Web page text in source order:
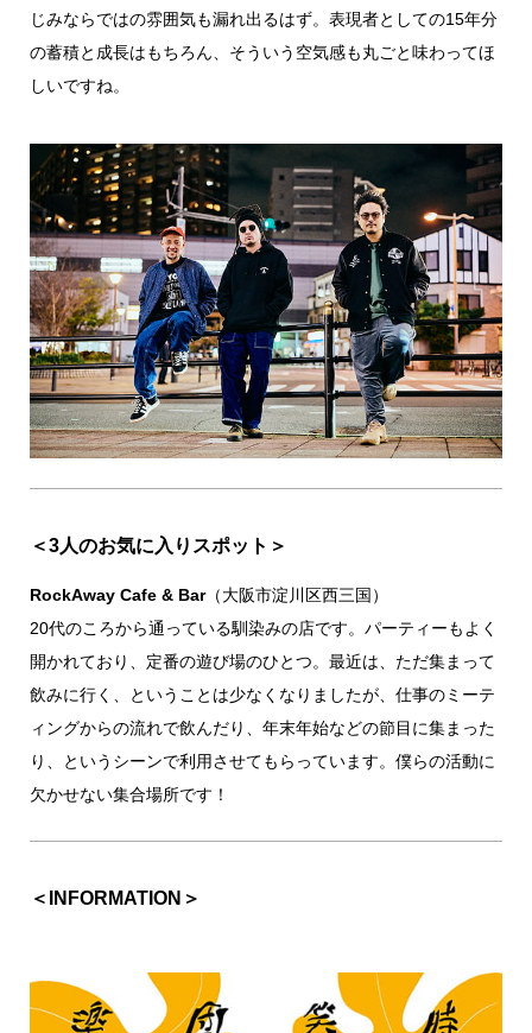
じみならではの雰囲気も漏れ出るはず。表現者としての15年分
の蓄積と成長はもちろん、そういう空気感も丸ごと味わってほ
しいですね。
＜3人のお気に入りスポット＞
RockAway Cafe & Bar（大阪市淀川区西三国）
20代のころから通っている馴染みの店です。パーティーもよく
開かれており、定番の遊び場のひとつ。最近は、ただ集まって
飲みに行く、ということは少なくなりましたが、仕事のミーテ
ィングからの流れで飲んだり、年末年始などの節目に集まった
り、というシーンで利用させてもらっています。僕らの活動に
欠かせない集合場所です！
＜INFORMATION＞